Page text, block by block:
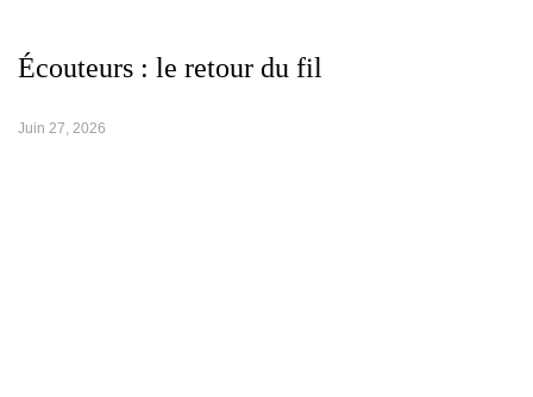
Écouteurs : le retour du fil
Juin 27, 2026